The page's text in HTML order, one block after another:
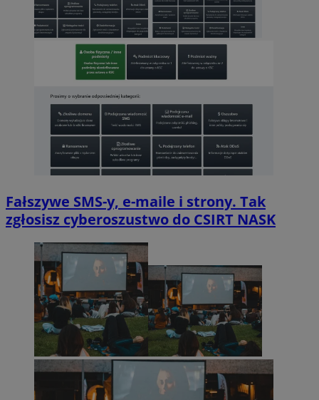
Fałszywe SMS-y, e-maile i strony. Tak
zgłosisz cyberoszustwo do CSIRT NASK